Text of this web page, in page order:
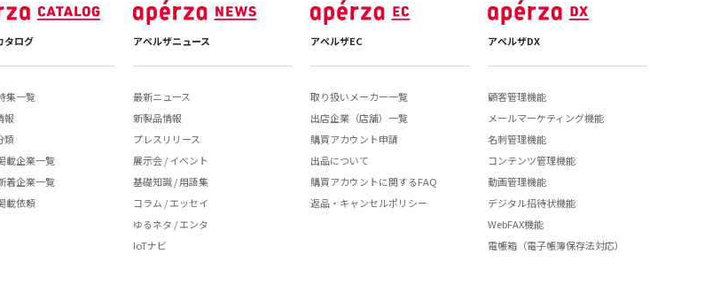
タログ
集一覧
報
類
載企業一覧
着企業一覧
載依頼
アペルザニュース
最新ニュース
新製品情報
プレスリリース
展示会 / イベント
基礎知識 / 用語集
コラム / エッセイ
ゆるネタ / エンタ
IoTナビ
アペルザEC
取り扱いメーカー一覧
出店企業（店舗）一覧
購買アカウント申請
出品について
購買アカウントに関するFAQ
返品・キャンセルポリシー
アペルザDX
顧客管理機能
メールマーケティング機能
名刺管理機能
コンテンツ管理機能
動画管理機能
デジタル招待状機能
WebFAX機能
電帳箱（電子帳簿保存法対応）